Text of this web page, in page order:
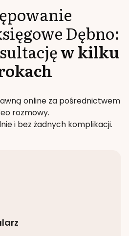
Dębno:
w kilku
online za pośrednictwem
rozmowy.
i bez żadnych komplikacji.